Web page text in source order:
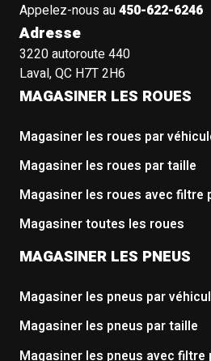
Appelez-nous au450-622-6246
Adresse
3220 autoroute 440
Laval, QC H7T 2H6
MAGASINER LES ROUES
Magasiner les roues par
Magasiner les roues par taille
Magasiner les roues avec filtre
Magasiner toutes les roues
MAGASINER LES PNEUS
Magasiner les pneus par
Magasiner les pneus par taille
Magasiner les pneus avec filtre